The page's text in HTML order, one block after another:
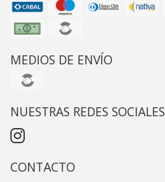
MEDIOS DE ENVÍO
NUESTRAS REDES SOCIALES
CONTACTO